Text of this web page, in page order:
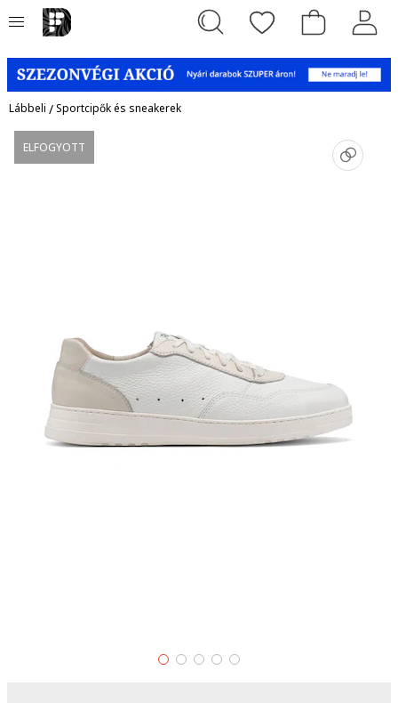
Lábbeli /Sportcipők és sneakerek
ELFOGYOTT